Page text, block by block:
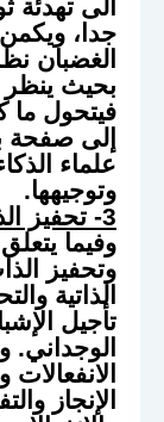
الى تهدئة
جدا،
الغضبان
بحيث ينظر
فيتحول ما
إلى صفحة
علماء
وتوجيهها.
3- تحفيز الذات:
وفيما
وتحفيز
الذاتية
تأجيل
الوجداني.
الإنجاز